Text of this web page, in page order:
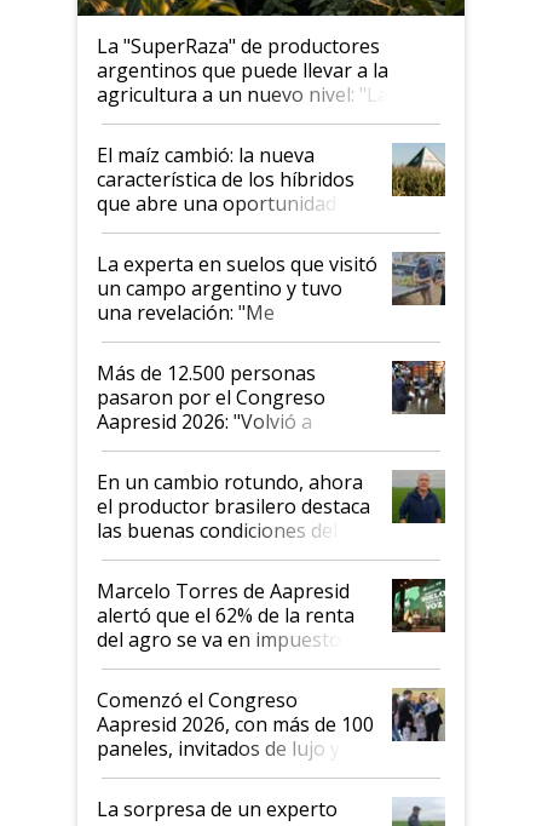
La "SuperRaza" de productores
argentinos que puede llevar a la
agricultura a un nuevo nivel: "Las
posibilidades de crecimiento son
infinitas"
El maíz cambió: la nueva
característica de los híbridos
que abre una oportunidad en
el lote
La experta en suelos que visitó
un campo argentino y tuvo
una revelación: "Me
impresionó mucho"
Más de 12.500 personas
pasaron por el Congreso
Aapresid 2026: "Volvió a
demostrar que hablar del
suelo es hablar de todo el
sistema productivo"
En un cambio rotundo, ahora
el productor brasilero destaca
las buenas condiciones del
agro argentino para invertir:
"Los veo más motivados"
Marcelo Torres de Aapresid
alertó que el 62% de la renta
del agro se va en impuestos:
"No es bueno que en
Argentina se sigan discutiendo
las mismas cosas de hace 50
años"
Comenzó el Congreso
Aapresid 2026, con más de 100
paneles, invitados de lujo y
todas las tendencias
La sorpresa de un experto